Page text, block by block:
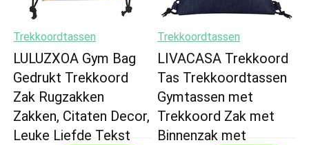
Trekkoordtassen
LULUZXOA Gym Bag
Gedrukt Trekkoord
Zak Rugzakken
Zakken, Citaten Decor,
Leuke Liefde Tekst
Trekkoordtassen
LIVACASA Trekkoord
Tas Trekkoordtassen
Gymtassen met
Trekkoord Zak met
Binnenzak met